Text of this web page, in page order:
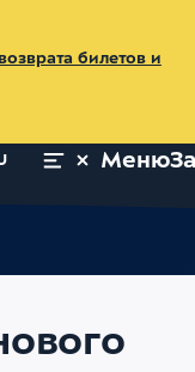
билетов и
Меню